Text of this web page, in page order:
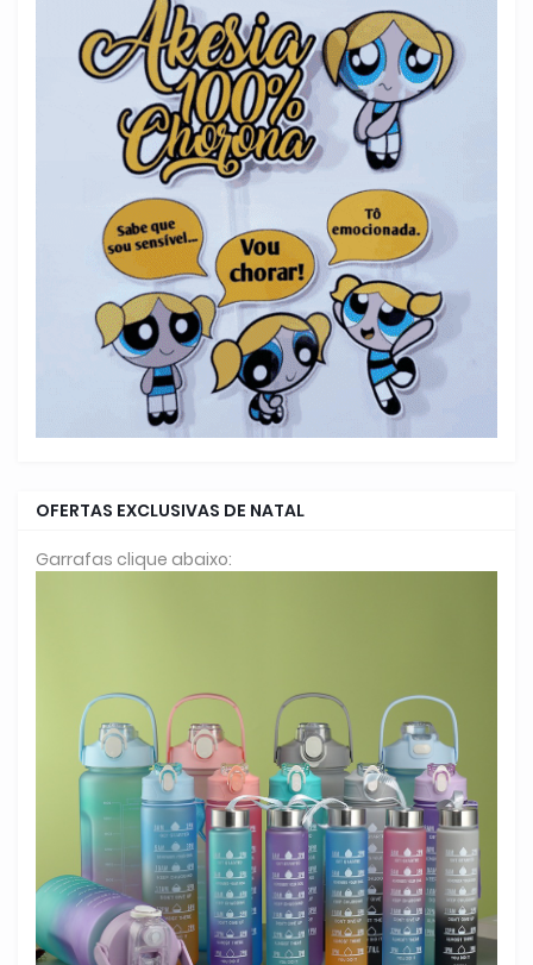
OFERTAS EXCLUSIVAS DE NATAL
Garrafas clique abaixo: